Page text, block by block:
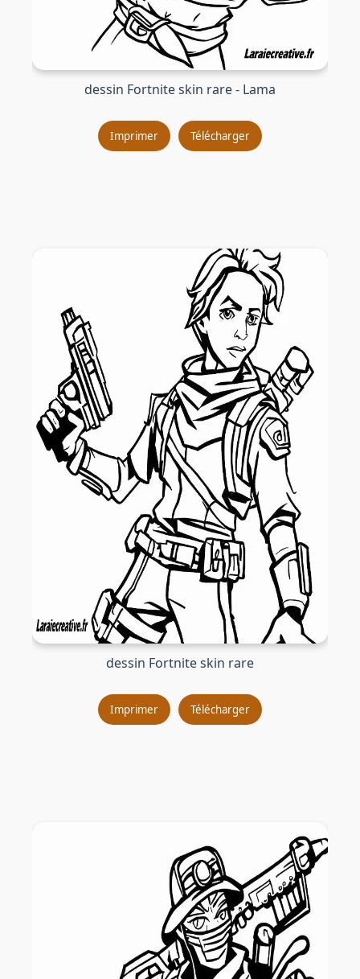
dessin Fortnite skin rare - Lama
Imprimer Télécharger
dessin Fortnite skin rare
Imprimer Télécharger